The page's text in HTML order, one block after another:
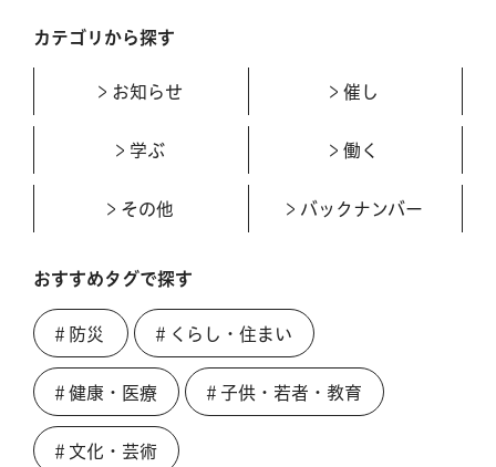
カテゴリから探す
お知らせ 催し
学ぶ 働く
その他 バックナンバー
おすすめタグで探す
＃防災 ＃くらし・住まい
＃健康・医療 ＃子供・若者・教育
＃文化・芸術